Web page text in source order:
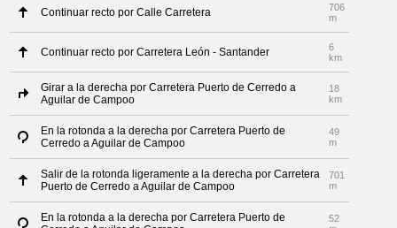
Continuar recto por Calle Carretera
706
m
Continuar recto por Carretera León - Santander
6
km
Girar a la derecha por Carretera Puerto de Cerredo a
Aguilar de Campoo
18
km
En la rotonda a la derecha por Carretera Puerto de
Cerredo a Aguilar de Campoo
49
m
Salir de la rotonda ligeramente a la derecha por Carretera
Puerto de Cerredo a Aguilar de Campoo
701
m
En la rotonda a la derecha por Carretera Puerto de
52